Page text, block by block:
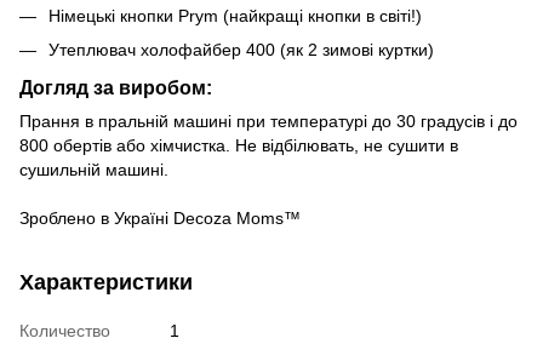
Німецькі кнопки Prym (найкращі кнопки в світі!)
Утеплювач холофайбер 400 (як 2 зимові куртки)
Догляд за виробом:
Прання в пральній машині при температурі до 30 градусів і до
800 обертів або хімчистка. Не відбілювать, не сушити в
сушильній машині.
Зроблено в Україні Decoza Moms™
Характеристики
Количество 1